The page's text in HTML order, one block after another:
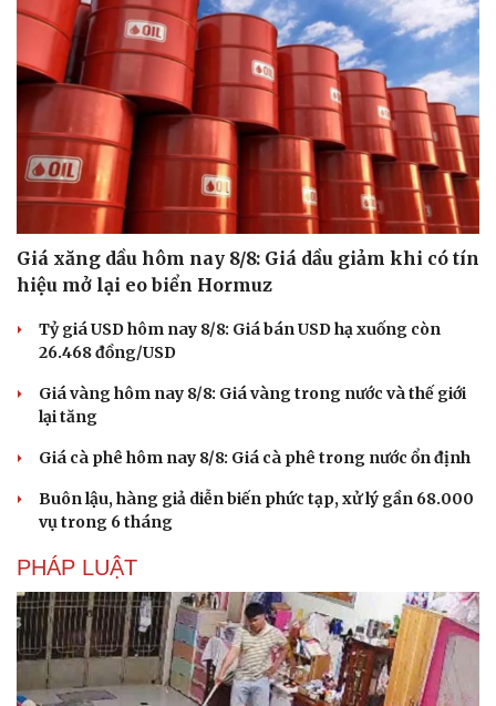
Thông tin doanh nghiệp
Doanh nghiệp 24h
Doanh nhân
Sành điệu
Trải nghiệm
Giá xăng dầu hôm nay 8/8: Giá dầu giảm khi có tín
hiệu mở lại eo biển Hormuz
Tỷ giá USD hôm nay 8/8: Giá bán USD hạ xuống còn
26.468 đồng/USD
Giá vàng hôm nay 8/8: Giá vàng trong nước và thế giới
lại tăng
Giá cà phê hôm nay 8/8: Giá cà phê trong nước ổn định
Buôn lậu, hàng giả diễn biến phức tạp, xử lý gần 68.000
vụ trong 6 tháng
PHÁP LUẬT